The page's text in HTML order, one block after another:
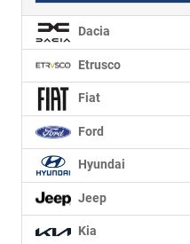
Dacia
Etrusco
Fiat
Ford
Hyundai
Jeep
Kia